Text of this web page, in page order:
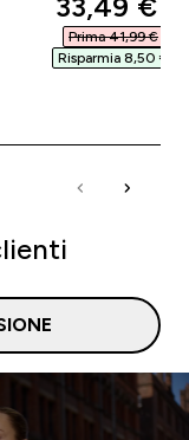
Prima 41,99 €‎
Risparmia 8,50 €‎